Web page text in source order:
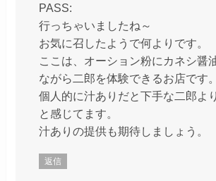
PASS:
行っちゃいましたね～
お気に召したようで何よりです。
ここは、オーション粉にカネシ醤
ながら二郎を体験できるお店です。
個人的に汁ありだと下手な二郎よ
と感じてます。
汁ありの提供も期待しましょう。
返信